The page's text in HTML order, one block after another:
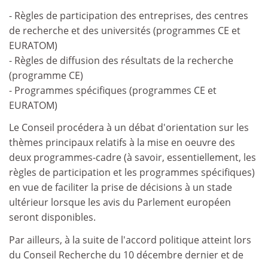
- Règles de participation des entreprises, des centres
de recherche et des universités (programmes CE et
EURATOM)
- Règles de diffusion des résultats de la recherche
(programme CE)
- Programmes spécifiques (programmes CE et
EURATOM)
Le Conseil procédera à un débat d'orientation sur les
thèmes principaux relatifs à la mise en oeuvre des
deux programmes-cadre (à savoir, essentiellement, les
règles de participation et les programmes spécifiques)
en vue de faciliter la prise de décisions à un stade
ultérieur lorsque les avis du Parlement européen
seront disponibles.
Par ailleurs, à la suite de l'accord politique atteint lors
du Conseil Recherche du 10 décembre dernier et de